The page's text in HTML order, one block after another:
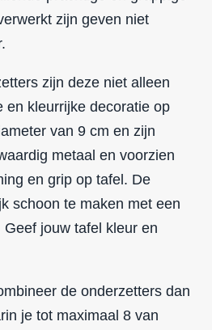
zijn geven niet
zijn deze niet alleen
en kleurrijke decoratie op
van 9 cm en zijn
metaal en voorzien
en grip op tafel. De
schoon te maken met een
jouw tafel kleur en
de onderzetters dan
je tot maximaal 8 van